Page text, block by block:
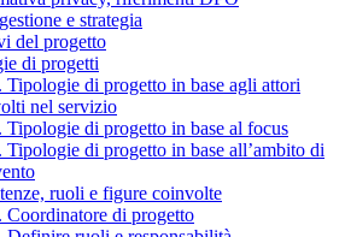
e strategia
del progetto
di progetti
Tipologie di progetto in base agli attori
nel servizio
Tipologie di progetto in base al focus
Tipologie di progetto in base all’ambito di
ruoli e figure coinvolte
Coordinatore di progetto